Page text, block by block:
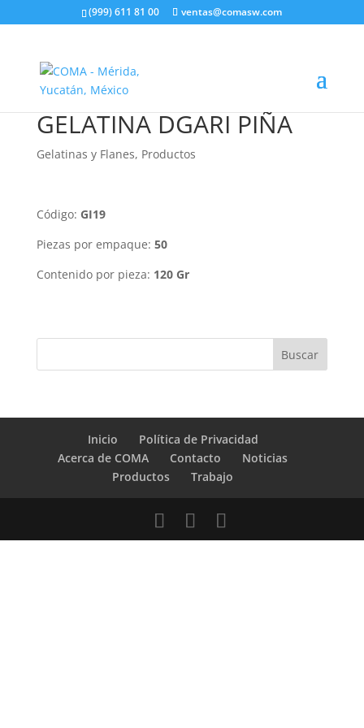
(999) 611 81 00 ventas@comasw.com
GELATINA DGARI PIÑA
Gelatinas y Flanes, Productos
Código: GI19
Piezas por empaque: 50
Contenido por pieza: 120 Gr
Inicio
Política de Privacidad
Acerca de COMA
Contacto
Noticias
Productos
Trabajo